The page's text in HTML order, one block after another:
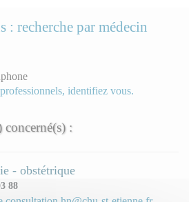
: recherche par médecin
identifiez vous.
concerné(s) :
- obstétrique
88